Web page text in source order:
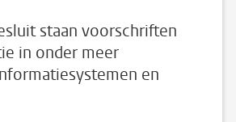
staan voorschriften
in onder meer
en